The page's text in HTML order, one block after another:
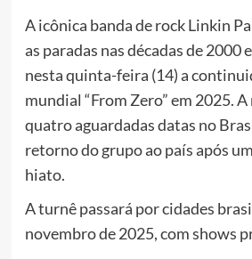
A icônica banda de rock Linkin
as paradas nas décadas de 2000
nesta quinta-feira (14) a
mundial “From Zero” em 2025.
quatro aguardadas datas no
retorno do grupo ao país após
hiato.
A turnê passará por cidades
novembro de 2025, com shows